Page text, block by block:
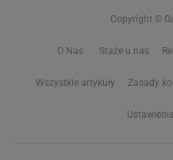
Copyright ©
O Nas Staże u nas
Wszystkie artykuły Zasady